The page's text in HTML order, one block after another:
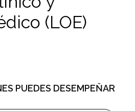
(LOE)
PUEDES DESEMPEŇAR